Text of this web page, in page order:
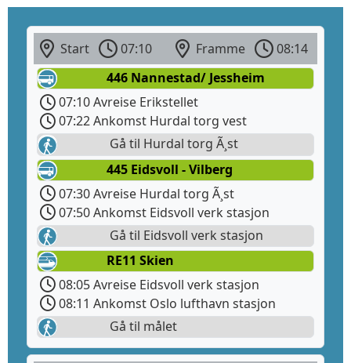
Start 07:10 Framme
08:14
446 Nannestad/ Jessheim
07:10 Avreise Erikstellet
07:22 Ankomst Hurdal torg vest
Gå til Hurdal torg Ã¸st
445 Eidsvoll - Vilberg
07:30 Avreise Hurdal torg Ã¸st
07:50 Ankomst Eidsvoll verk stasjon
Gå til Eidsvoll verk stasjon
RE11 Skien
08:05 Avreise Eidsvoll verk stasjon
08:11 Ankomst Oslo lufthavn stasjon
Gå til målet